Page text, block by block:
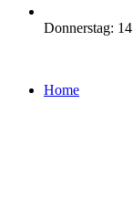
Donnerstag:
Home